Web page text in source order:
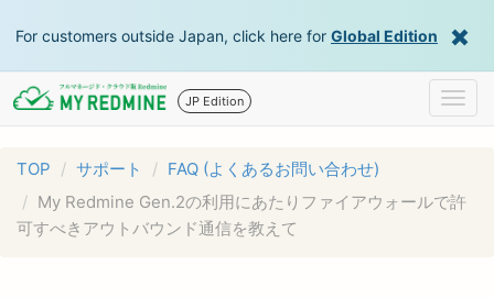
For customers outside Japan, click here for Global Edition
JP Edition
TOP サポート
FAQ (よくあるお問い合わせ)
My Redmine Gen.2の利用にあたりファイアウォールで許
可すべきアウトバウンド通信を教えて